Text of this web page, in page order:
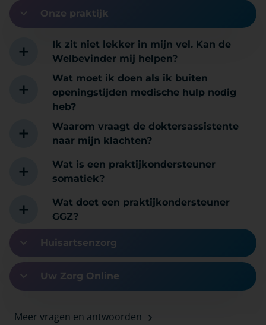
Onze praktijk
Ik zit niet lekker in mijn vel. Kan de
Welbevinder mij helpen?
Wat moet ik doen als ik buiten
openingstijden medische hulp nodig
heb?
Waarom vraagt de doktersassistente
naar mijn klachten?
Wat is een praktijkondersteuner
somatiek?
Wat doet een praktijkondersteuner
GGZ?
Huisartsenzorg
Uw Zorg Online
Meer vragen en antwoorden